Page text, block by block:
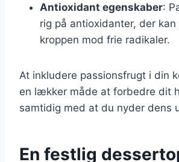
Antioxidant egenskaber:
rig på antioxidanter, der
kroppen mod frie radikaler.
At inkludere passionsfrugt i din
en lækker måde at forbedre dit
samtidig med at du nyder dens
En festlig